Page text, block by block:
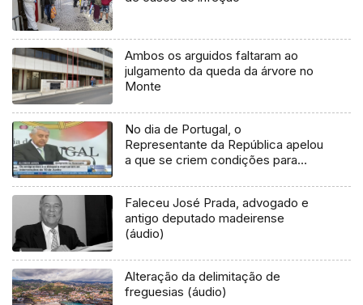
Ambos os arguidos faltaram ao
julgamento da queda da árvore no
Monte
No dia de Portugal, o
Representante da República apelou
a que se criem condições para
(Vídeo)
Faleceu José Prada, advogado e
antigo deputado madeirense
(áudio)
Alteração da delimitação de
freguesias (áudio)